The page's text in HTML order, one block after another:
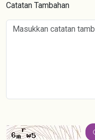
Catatan Tambahan